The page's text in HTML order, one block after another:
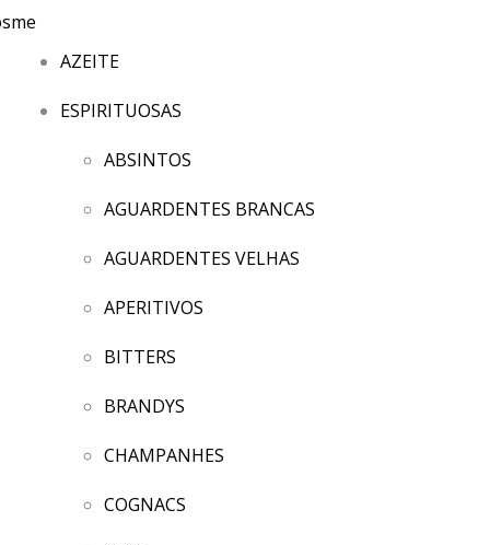
AZEITE
ESPIRITUOSAS
ABSINTOS
AGUARDENTES BRANCAS
AGUARDENTES VELHAS
APERITIVOS
BITTERS
BRANDYS
CHAMPANHES
COGNACS